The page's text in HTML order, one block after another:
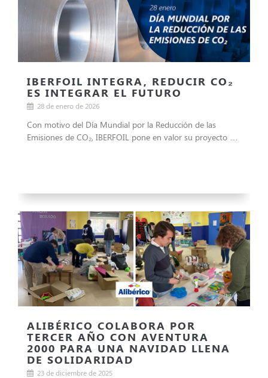
IBERFOIL INTEGRA, REDUCIR CO₂
ES INTEGRAR EL FUTURO
28 de enero de 2026
Con motivo del Día Mundial por la Reducción de las
Emisiones de CO₂, IBERFOIL pone en valor su proyecto …
ALIBÉRICO COLABORA POR
TERCER AÑO CON AVENTURA
2000 PARA UNA NAVIDAD LLENA
DE SOLIDARIDAD
23 de diciembre de 2025